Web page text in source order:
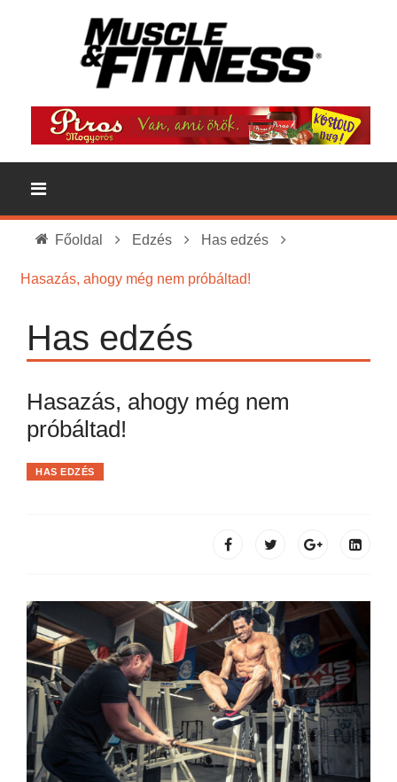
Főoldal Edzés Has edzés
Hasazás, ahogy még nem próbáltad!
Has edzés
Hasazás, ahogy még nem
próbáltad!
HAS EDZÉS